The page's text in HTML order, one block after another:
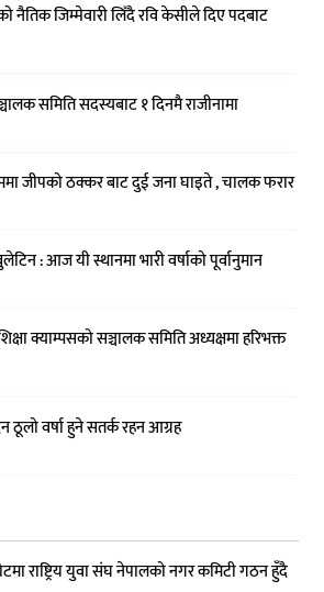
नैतिक जिम्मेवारी लिँदै रवि केसीले दिए पदबाट
समिति सदस्यबाट १ दिनमै राजीनामा
जीपको ठक्कर बाट दुई जना घाइते , चालक फरार
: आज यी स्थानमा भारी वर्षाको पूर्वानुमान
क्याम्पसको सञ्चालक समिति अध्यक्षमा हरिभक्त
ठूलो वर्षा हुने सतर्क रहन आग्रह
राष्ट्रिय युवा संघ नेपालको नगर कमिटी गठन हुँदै